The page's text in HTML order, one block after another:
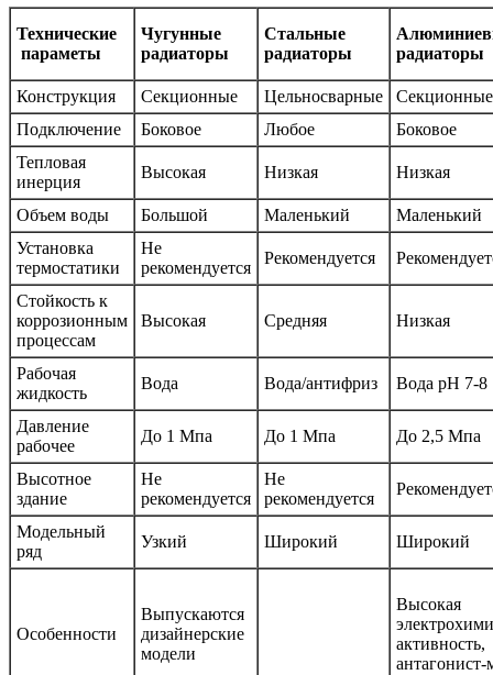
Технические
параметы
Чугунные
радиаторы
Стальные
радиаторы
радиаторы
Конструкция Секционные Цельносварные
Секционные
Подключение
Боковое Любое
Боковое
Тепловая
инерция
Высокая Низкая Низкая
Объем воды Большой Маленький
Маленький
Установка
термостатики
Не
рекомендуется
Рекомендуется
Стойкость к
коррозионным
процессам
Высокая Средняя Низкая
Рабочая
жидкость
Вода Вода/антифриз Вода рН 7-8
Давление
рабочее
До 1 Мпа До 1 Мпа До 2,5 Мпа
Высотное
здание
Не
рекомендуется
Не
рекомендуется
Модельный
ряд
Узкий Широкий Широкий
Особенности
Выпускаются
дизайнерские
модели
Высокая
активность,
антагонист-